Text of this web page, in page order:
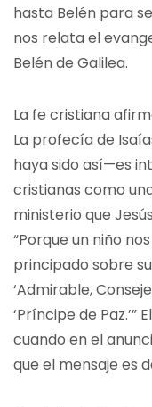
hasta Belén para
nos relata el
Belén de Galilea.
La fe cristiana
La profecía de
haya sido así—es
cristianas como
ministerio que
“Porque un niño
principado sobre
‘Admirable,
‘Príncipe de
cuando en el
que el mensaje es